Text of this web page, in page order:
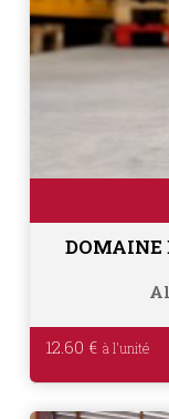
12.60 €